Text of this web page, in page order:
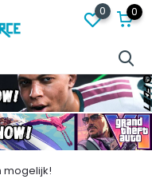
0 0
mogelijk!